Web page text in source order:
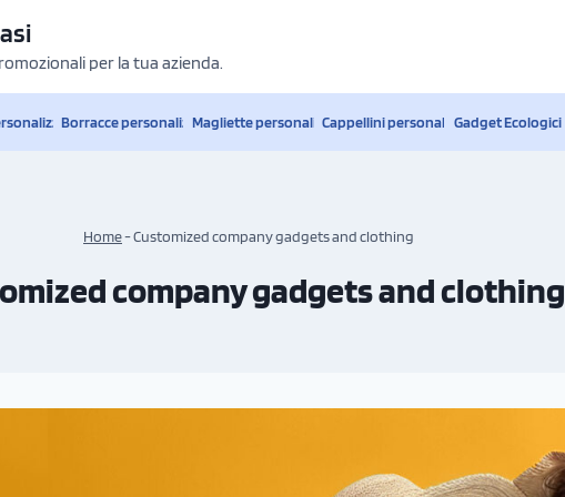
per la tua azienda.
Borracce personalizzateMagliette personalizzateCappellini personalizzatiGadget Ecologici
Home-Customized company gadgets and clothing
company gadgets and clothing